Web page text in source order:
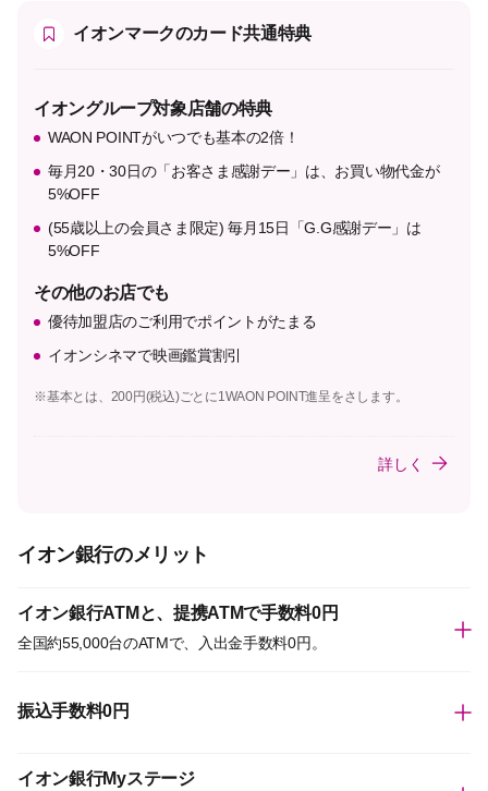
イオンマークのカード共通特典
イオングループ対象店舗の特典
WAON POINTがいつでも基本の2倍！
毎月20・30日の「お客さま感謝デー」は、お買い物代金が
5%OFF
(55歳以上の会員さま限定) 毎月15日「G.G感謝デー」は
5%OFF
その他のお店でも
優待加盟店のご利用でポイントがたまる
イオンシネマで映画鑑賞割引
※基本とは、200円(税込)ごとに1WAON POINT進呈をさします。
詳しく
イオン銀行のメリット
イオン銀行ATMと、提携ATMで手数料0円
全国約55,000台のATMで、入出金手数料0円。
振込手数料0円
イオン銀行Myステージ